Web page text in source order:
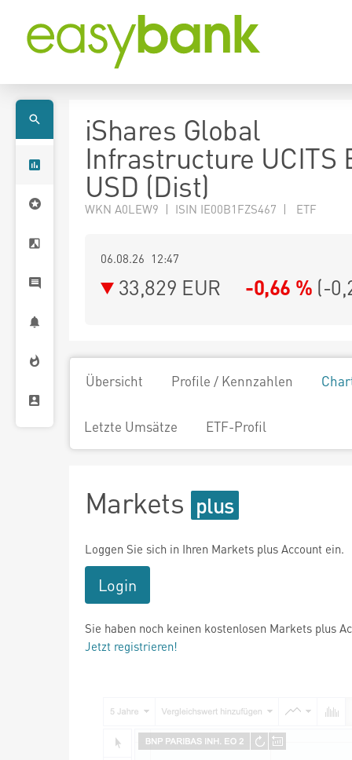
iShares Global
Infrastructure UCITS
USD (Dist)
WKN A0LEW9 | ISIN IE00B1FZS467 | ETF
06.08.26 12:47
33,829 EUR -0,66 % (-
Übersicht Profile / Kennzahlen
Letzte Umsätze ETF-Profil
Markets
Loggen Sie sich in Ihren Markets plus Account ein.
Login
Sie haben noch keinen kostenlosen Markets plus
Jetzt registrieren!